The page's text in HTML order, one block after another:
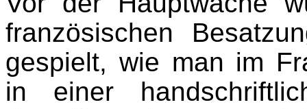
französischen
gespielt, wie man im
in einer